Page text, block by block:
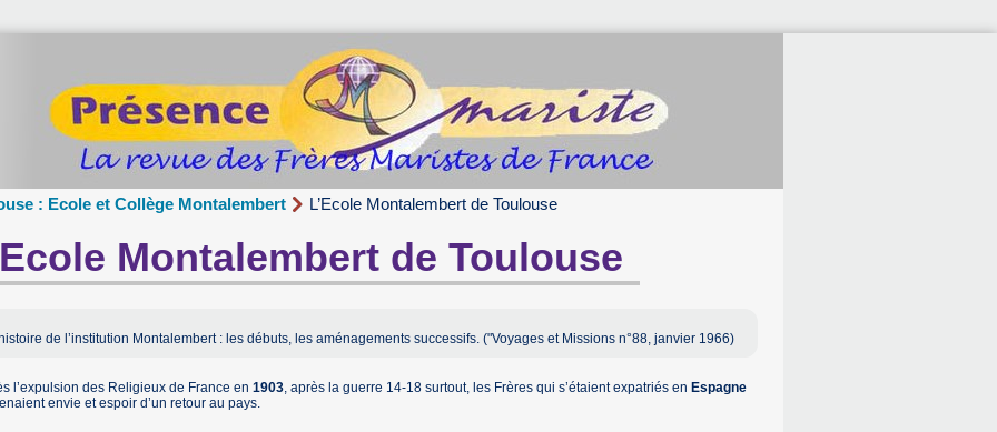
: Ecole et Collège Montalembert L’Ecole Montalembert de Toulouse
Montalembert de Toulouse
de l’institution Montalembert : les débuts, les aménagements successifs. ("Voyages et Missions n°88, janvier 1966)
l’expulsion des Religieux de France en 1903, après la guerre 14-18 surtout, les Frères qui s’étaient expatriés en Espagne
envie et espoir d’un retour au pays.